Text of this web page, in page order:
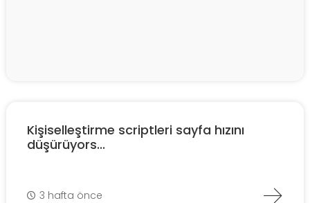
Kişiselleştirme scriptleri sayfa hızını
düşürüyors...
3 hafta önce